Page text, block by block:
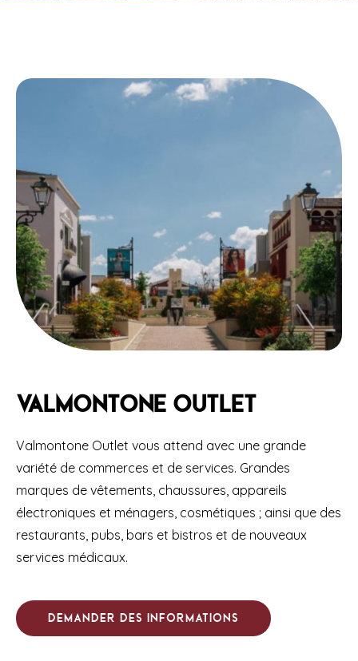
Valmontone Outlet
Valmontone Outlet vous attend avec une grande
variété de commerces et de services. Grandes
marques de vêtements, chaussures, appareils
électroniques et ménagers, cosmétiques ; ainsi que des
restaurants, pubs, bars et bistros et de nouveaux
services médicaux.
Demander des informations